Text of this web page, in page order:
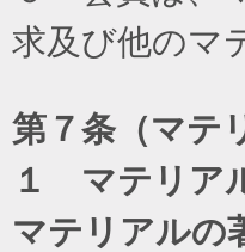
求及び他のマ
第７条（マテ
１ マテリア
マテリアルの